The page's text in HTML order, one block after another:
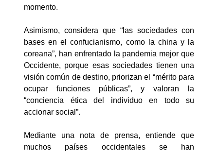
momento.
Asimismo, considera que “las sociedades con
bases en el confucianismo, como la china y la
coreana”, han enfrentado la pandemia mejor que
Occidente, porque esas sociedades tienen una
visión común de destino, priorizan el “mérito para
ocupar funciones públicas”, y valoran la
“conciencia ética del individuo en todo su
accionar social”.
Mediante una nota de prensa, entiende que
muchos países occidentales se han